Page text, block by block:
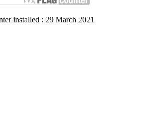
installed : 29 March 2021